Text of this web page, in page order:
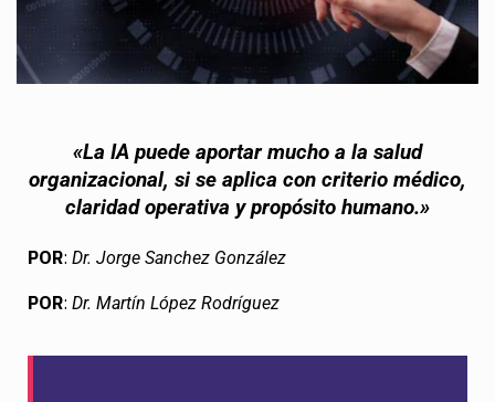
«La IA puede aportar mucho a la salud
organizacional, si se aplica con criterio médico,
claridad operativa y propósito humano.»
POR: Dr. Jorge Sanchez González
POR: Dr. Martín López Rodríguez